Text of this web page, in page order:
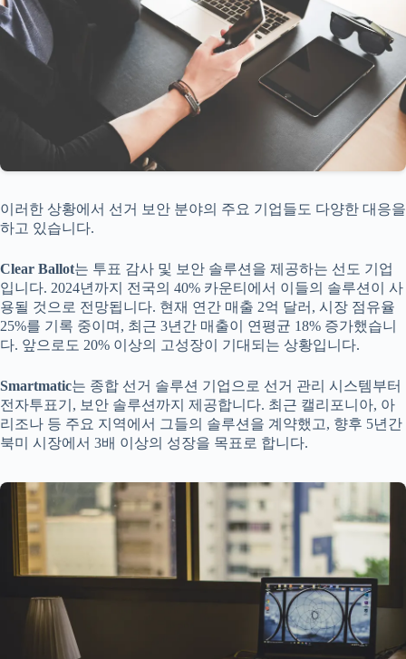
이러한 상황에서 선거 보안 분야의 주요 기업들도 다양한 대응을
하고 있습니다.
Clear Ballot는 투표 감사 및 보안 솔루션을 제공하는 선도 기업
입니다. 2024년까지 전국의 40% 카운티에서 이들의 솔루션이 사
용될 것으로 전망됩니다. 현재 연간 매출 2억 달러, 시장 점유율
25%를 기록 중이며, 최근 3년간 매출이 연평균 18% 증가했습니
다. 앞으로도 20% 이상의 고성장이 기대되는 상황입니다.
Smartmatic는 종합 선거 솔루션 기업으로 선거 관리 시스템부터
전자투표기, 보안 솔루션까지 제공합니다. 최근 캘리포니아, 아
리조나 등 주요 지역에서 그들의 솔루션을 계약했고, 향후 5년간
북미 시장에서 3배 이상의 성장을 목표로 합니다.